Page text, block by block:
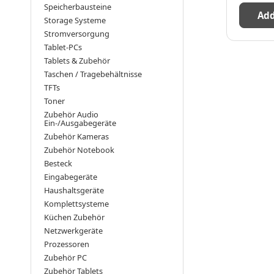
Speicherbausteine
Storage Systeme
Stromversorgung
Tablet-PCs
Tablets & Zubehör
Taschen / Tragebehältnisse
TFTs
Toner
Zubehör Audio
Ein-/Ausgabegeräte
Zubehör Kameras
Zubehör Notebook
Besteck
Eingabegeräte
Haushaltsgeräte
Komplettsysteme
Küchen Zubehör
Netzwerkgeräte
Prozessoren
Zubehör PC
Zubehör Tablets